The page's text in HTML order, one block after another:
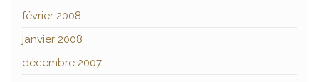
février 2008
janvier 2008
décembre 2007